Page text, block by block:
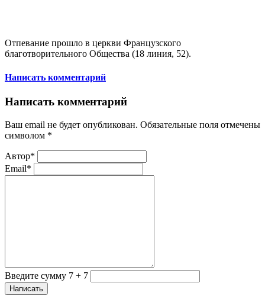
Отпевание прошло в церкви Французского
благотворительного Общества (18 линия, 52).
Написать комментарий
Написать комментарий
Ваш email не будет опубликован. Обязательные поля отмечены
символом *
Автор*
Email*
Введите сумму 7 + 7
Написать